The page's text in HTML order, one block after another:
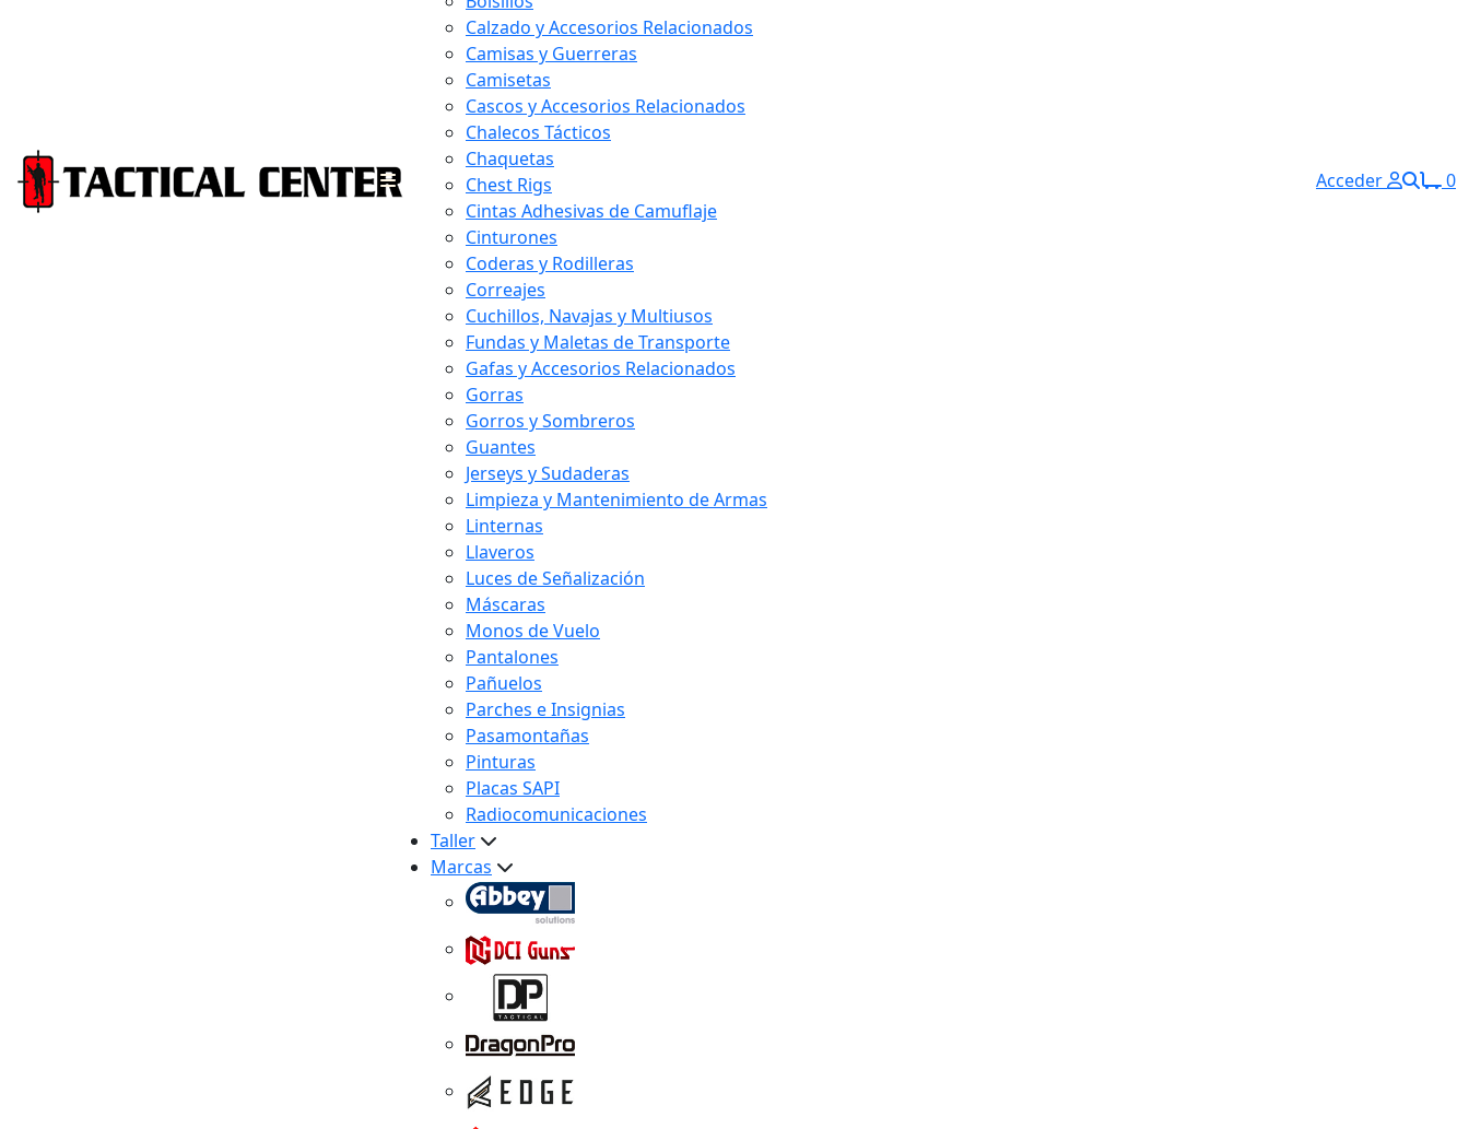
Calzado y Accesorios Relacionados
Camisas y Guerreras
Camisetas
Cascos y Accesorios Relacionados
Chalecos Tácticos
Chaquetas
Chest Rigs
Cintas Adhesivas de Camuflaje
Cinturones
Coderas y Rodilleras
Correajes
Cuchillos, Navajas y Multiusos
Fundas y Maletas de Transporte
Gafas y Accesorios Relacionados
Gorras
Gorros y Sombreros
Guantes
Jerseys y Sudaderas
Limpieza y Mantenimiento de Armas
Linternas
Llaveros
Luces de Señalización
Máscaras
Monos de Vuelo
Pantalones
Pañuelos
Parches e Insignias
Pasamontañas
Pinturas
Placas SAPI
Radiocomunicaciones
Taller
Marcas
Acceder 0